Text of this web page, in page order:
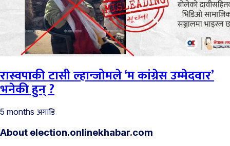
रास्वपाकी टासी ल्हान्जोमले ‘म कांग्रेस उम्मेदवार’
भनेकी हुन् ?
5 months अगाडि
About election.onlinekhabar.com